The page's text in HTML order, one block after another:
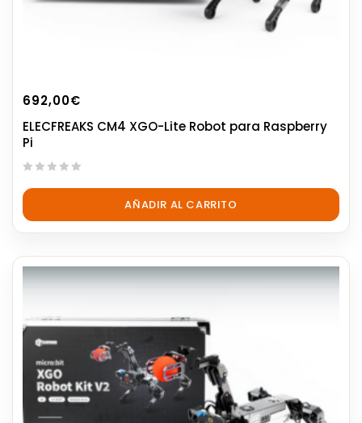
692,00€
ELECFREAKS CM4 XGO-Lite Robot para Raspberry
Pi
out
5
AÑADIR AL CARRITO